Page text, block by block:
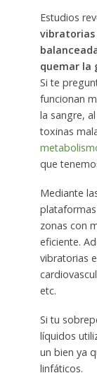
Estudios
vibratorias
quemar la
Si te
funcionan
la sangre,
toxinas
que
Mediante
zonas con
eficiente.
vibratorias
etc.
Si tu
líquidos
un bien ya
linfáticos.